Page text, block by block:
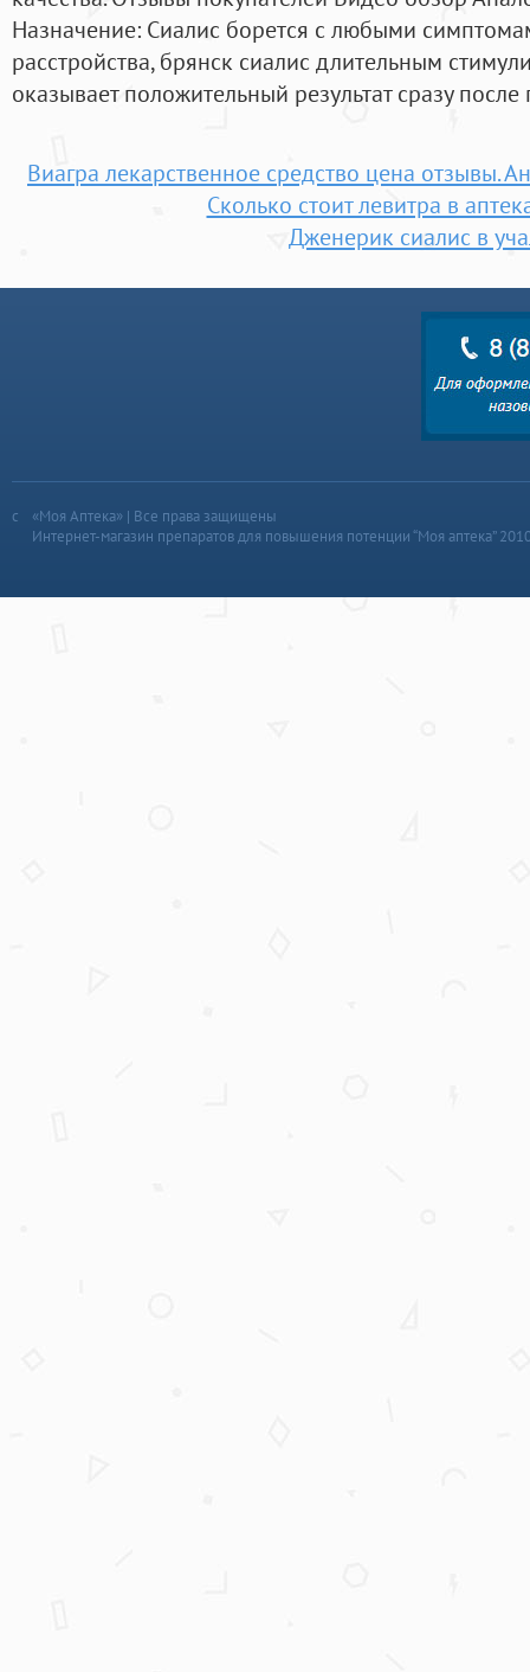
Назначение: Сиалис борется с любыми
расстройства, брянск сиалис длительным
оказывает положительный результат сразу
Виагра лекарственное средство цена отзывы.
Сколько стоит левитра в
Дженерик сиалис в
«Моя Аптека» | Все права защищены
Интернет-магазин препаратов для повышения потенции “Моя аптека”